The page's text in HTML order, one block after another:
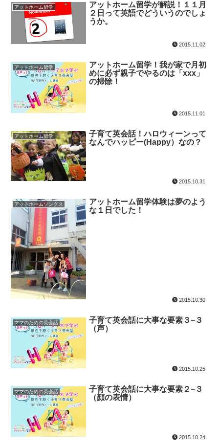
アットホーム留学
アットホーム留学が解説！１１月
２日って英語でどういうのでしょ
うか。
2015.11.02
アットホーム留学
アットホーム留学！我が家で月初
めに必ず親子でやるのは「xxx」
の掃除！
2015.11.01
アットホーム留学
子育て英会話！ハロウィーンって
なんでハッピー(Happy）なの？
2015.10.31
アットホームソングス
アットホーム留学体験は夢のよう
な１日でした！
2015.10.30
ママのための英会話
子育て英会話に大事な要素３−３
（声）
2015.10.25
ママのための英会話
子育て英会話に大事な要素２−３
（顔の表情）
2015.10.24